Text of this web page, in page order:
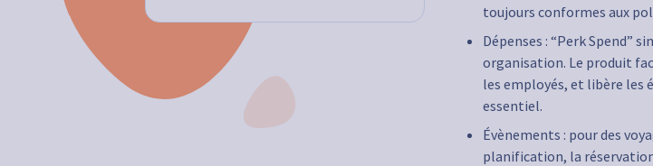
toujours conformes aux
Dépenses : “Perk Spend”
organisation. Le produit
les employés, et libère les
essentiel.
Évènements : pour des
planification, la